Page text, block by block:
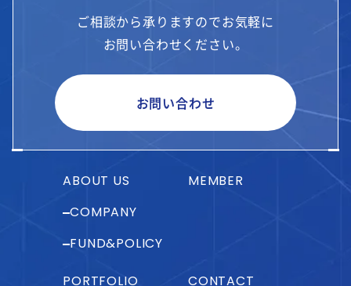
ご相談から承りますのでお気軽に
お問い合わせください。
お問い合わせ
ABOUT US
COMPANY
FUND&POLICY
PORTFOLIO
MEMBER
CONTACT